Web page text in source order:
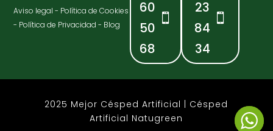
Aviso legal - Política de Cookies
- Política de Privacidad - Blog
60
50
68
23
84
34
2025 Mejor Césped Artificial | Césped
Artificial Natugreen